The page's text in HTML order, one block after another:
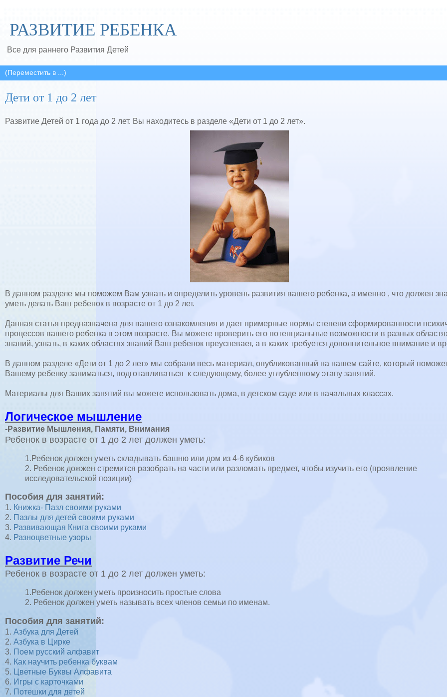
РАЗВИТИЕ РЕБЕНКА
Все для раннего Развития Детей
Дети от 1 до 2 лет
Развитие Детей от 1 года до 2 лет. Вы находитесь в разделе «Дети от 1 до 2 лет».
В данном разделе мы поможем Вам узнать и определить уровень развития вашего ребенка, а именно , что должен
уметь делать Ваш ребенок в возрасте от 1 до 2 лет.
Данная статья предназначена для вашего ознакомления и дает примерные нормы степени сформированности
процессов вашего ребенка в этом возрасте. Вы можете проверить его потенциальные возможности в разных
знаний, узнать, в каких областях знаний Ваш ребенок преуспевает, а в каких требуется дополнительное внимание и
В данном разделе «Дети от 1 до 2 лет» мы собрали весь материал, опубликованный на нашем сайте, который
Вашему ребенку заниматься, подготавливаться к следующему, более углубленному этапу занятий.
Материалы для Ваших занятий вы можете использовать дома, в детском саде или в начальных классах.
Логическое мышление
-Развитие Мышления, Памяти, Внимания
Ребенок в возрасте от 1 до 2 лет должен уметь:
1.Ребенок должен уметь складывать башню или дом из 4-6 кубиков
2. Ребенок дожжен стремится разобрать на части или разломать предмет, чтобы изучить его (проявление
исследовательской позиции)
Пособия для занятий:
1. Книжка- Пазл своими руками
2. Пазлы для детей своими руками
3. Развивающая Книга своими руками
4. Разноцветные узоры
Развитие Речи
Ребенок в возрасте от 1 до 2 лет должен уметь:
1.Ребенок должен уметь произносить простые слова
2. Ребенок должен уметь называть всех членов семьи по именам.
Пособия для занятий:
1. Азбука для Детей
2. Азбука в Цирке
3. Поем русский алфавит
4. Как научить ребенка буквам
5. Цветные Буквы Алфавита
6. Игры с карточками
7. Потешки для детей